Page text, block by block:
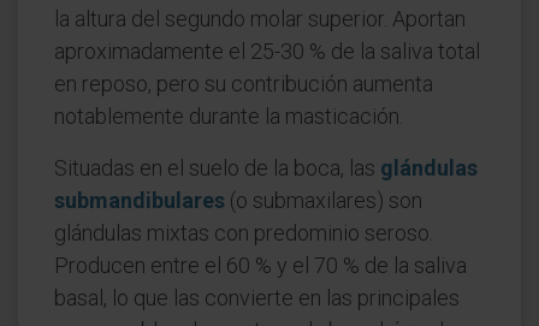
la altura del segundo molar superior. Aportan
aproximadamente el 25-30 % de la saliva total
en reposo, pero su contribución aumenta
notablemente durante la masticación.
Situadas en el suelo de la boca, las glándulas
submandibulares (o submaxilares) son
glándulas mixtas con predominio seroso.
Producen entre el 60 % y el 70 % de la saliva
basal, lo que las convierte en las principales